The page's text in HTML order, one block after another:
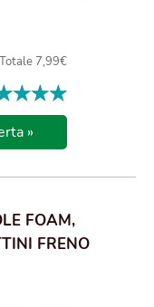
7,99€
»
FOAM,
FRENO